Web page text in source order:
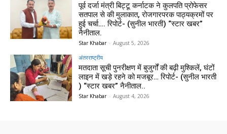
पूर्व दर्जा मंत्री बिट्टू कर्नाटक ने कुलपति प्रोफेसर
सतपाल से की मुलाकात, रोजगारपरक पाठ्यक्रमों पर
हुई चर्चा…. रिपोर्ट- (सुनील भारती) “स्टार खबर”
नैनीताल.
Star Khabar - August 5, 2026
अंतरराष्ट्रीय
मतदाता सूची पुनरीक्षण में बुजुर्गों की बढ़ी मुश्किलें, घंटों
लाइन में खड़े रहने को मजबूर… रिपोर्ट- (सुनील भारती
) “स्टार खबर” नैनीताल..
Star Khabar - August 4, 2026